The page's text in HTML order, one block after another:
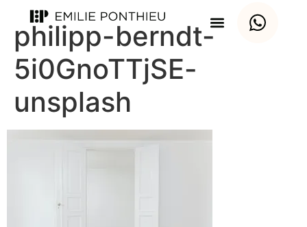
philipp-berndt-
5i0GnoTTjSE-
unsplash